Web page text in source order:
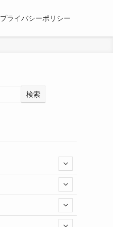
プライバシーポリシー
検索